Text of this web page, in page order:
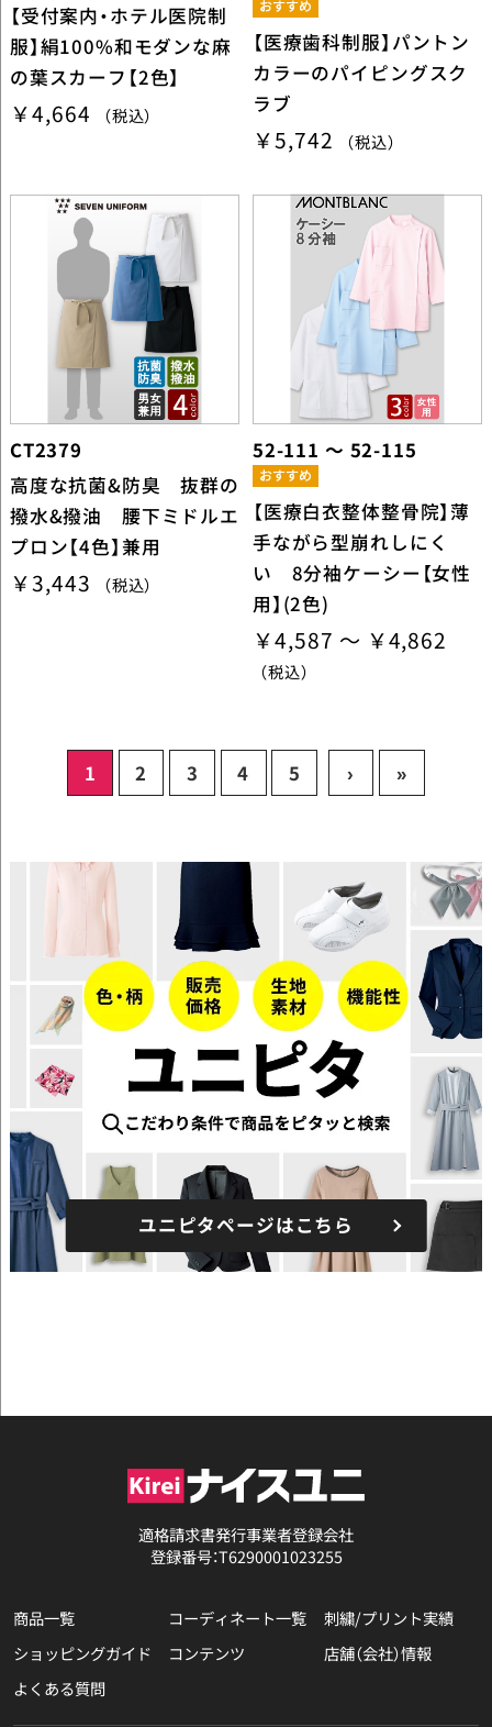
【受付案内・ホテル医院制
服】絹100%和モダンな麻
の葉スカーフ【2色】
￥4,664 （税込）
【医療歯科制服】パントン
カラーのパイピングスク
ラブ
￥5,742 （税込）
CT2379
高度な抗菌&防臭 抜群の
撥水&撥油 腰下ミドルエ
プロン【4色】兼用
￥3,443 （税込）
52-111 ～ 52-115
【医療白衣整体整骨院】薄
手ながら型崩れしにく
い 8分袖ケーシー【女性
用】(2色)
￥4,587 ～ ￥4,862
（税込）
1 2 3 4 5 › »
ユニピタページはこちら
適格請求書発行事業者登録会社
登録番号：T6290001023255
商品一覧 コーディネート一覧
刺繍/プリント実績
ショッピングガイド
コンテンツ
店舗（会社）情報
よくある質問